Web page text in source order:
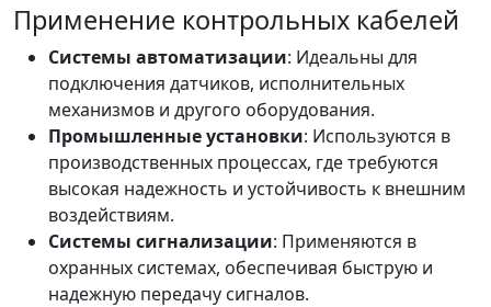
Применение контрольных кабелей
Системы автоматизации: Идеальны для
подключения датчиков, исполнительных
механизмов и другого оборудования.
Промышленные установки: Используются в
производственных процессах, где требуются
высокая надежность и устойчивость к внешним
воздействиям.
Системы сигнализации: Применяются в
охранных системах, обеспечивая быструю и
надежную передачу сигналов.